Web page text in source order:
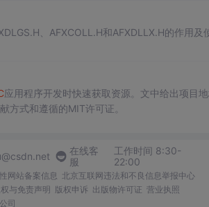
、AFXCOLL.H和AFXDLLX.H的作用及
应用程序开发时快速获取资源。文中给出项目地
方式和遵循的MIT许可证。
在线客
服
工作时间 8:30-
22:00
网站备案信息 北京互联网违法和不良信息举报中心
与免责声明 版权申诉 出版物许可证 营业执照
司